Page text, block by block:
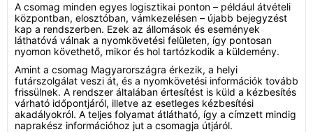
A csomag minden egyes logisztikai ponton – például átvételi
központban, elosztóban, vámkezelésen – újabb bejegyzést
kap a rendszerben. Ezek az állomások és események
láthatóvá válnak a nyomkövetési felületen, így pontosan
nyomon követhető, mikor és hol tartózkodik a küldemény.
Amint a csomag Magyarországra érkezik, a helyi
futárszolgálat veszi át, és a nyomkövetési információk tovább
frissülnek. A rendszer általában értesítést is küld a kézbesítés
várható időpontjáról, illetve az esetleges kézbesítési
akadályokról. A teljes folyamat átlátható, így a címzett mindig
naprakész információhoz jut a csomagja útjáról.